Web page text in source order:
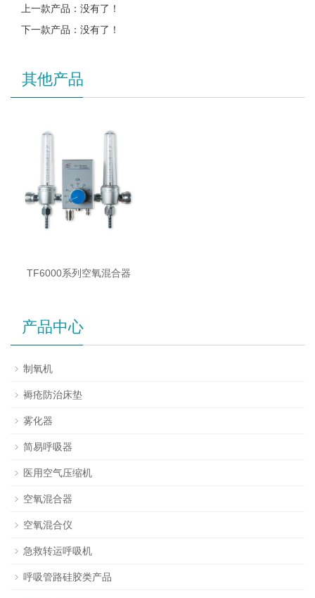
上一款产品：没有了！
下一款产品：没有了！
其他产品
TF6000系列空氧混合器
产品中心
制氧机
褥疮防治床垫
雾化器
简易呼吸器
医用空气压缩机
空氧混合器
空氧混合仪
急救转运呼吸机
呼吸管路硅胶类产品